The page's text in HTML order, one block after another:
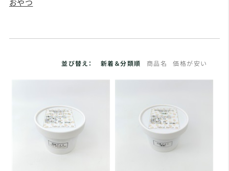
おやつ
並び替え： 新着＆分類順 商品名 価格が安い